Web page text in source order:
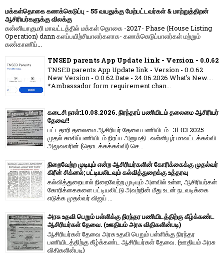
மக்கள்தொகை கணக்கெடுப்பு - 55 வயதுக்கு மேற்பட்டவர்கள் & மாற்றுத்திறன்
ஆசிரியர்களுக்கு விலக்கு
கன்னியாகுமரி மாவட்டத்தில் மக்கள் தொகை -2027- Phase (House Listing
Operation) dann களப்பயிற்சியாளர்களாக- கணக்கெடுப்பாளர்கள் மற்றும்
கண்காணிப்...
TNSED parents App Update link - Version - 0.0.62
TNSED parents App Update link - Version - 0.0.62
New Version - 0.0.62 Date - 24.06.2026 What's New....
*Ambassador form requirement chan...
கடைசி நாள்:10.08.2026. நிரந்தரப் பணியிடம் தலைமை ஆசிரியர்
தேவை!!
பட்டதாரி தலைமை ஆசிரியர் தேவை பணியிடம் : 31.03.2025
முதல் காலிப்பணியிடம் நிரப்ப அனுமதி : வள்ளியூர் மாவட்டக்கல்வி
அலுவலரின் (தொடக்கக்கல்வி) செ...
நிறைவேற்ற முடியும் என்ற ஆசிரியர்களின் கோரிக்கைக்கு முதல்வர்
கிரீன் சிக்னல்; பட்டியலிடவும் கல்வித்துறைக்கு உத்தரவு
கல்வித்துறையால் நிறைவேற்ற முடியும் அளவில் உள்ள, ஆசிரியர்கள்
கோரிக்கைகளை பட்டியலிட்டு அவற்றின் மீது உடன் நடவடிக்கை
எடுக்க முதல்வர் விஜய் ...
அரசு உதவி பெறும் பள்ளிக்கு நிரந்தர பணியிடத்திற்கு கீழ்க்கண்ட
ஆசிரியர்கள் தேவை. (ஊதியம் அரசு விதிகளின்படி)
ஆசிரியர்கள் தேவை அரசு உதவி பெறும் பள்ளிக்கு நிரந்தர
பணியிடத்திற்கு கீழ்க்கண்ட ஆசிரியர்கள் தேவை. (ஊதியம் அரசு
விதிகளின்படி)